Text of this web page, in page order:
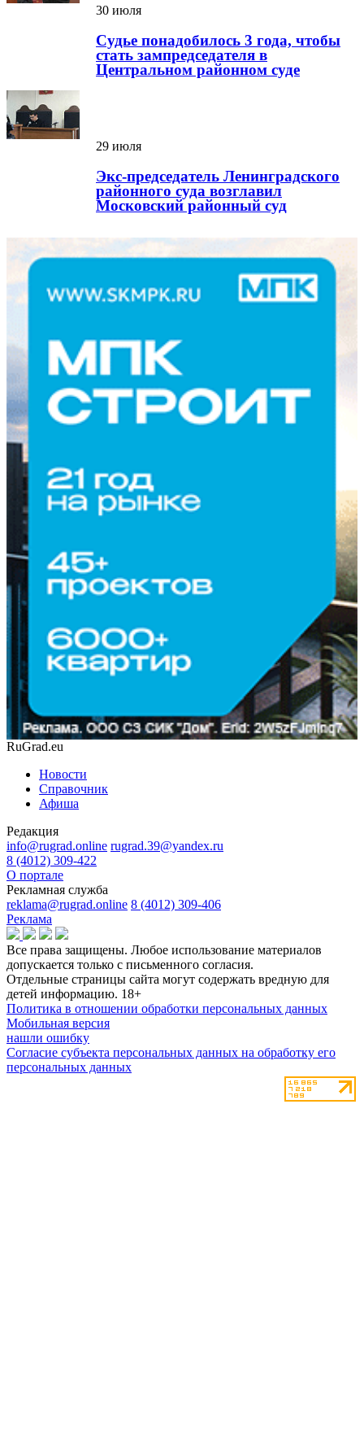
30 июля
Судье понадобилось 3 года, чтобы
стать зампредседателя в
Центральном районном суде
29 июля
Экс-председатель Ленинградского
районного суда возглавил
Московский районный суд
RuGrad.eu
Новости
Справочник
Афиша
Редакция
info@rugrad.online rugrad.39@yandex.ru
8 (4012) 309-422
О портале
Рекламная служба
reklama@rugrad.online 8 (4012) 309-406
Реклама
Все права защищены. Любое использование материалов
допускается только с письменного согласия.
Отдельные страницы сайта могут содержать вредную для
детей информацию. 18+
Политика в отношении обработки персональных данных
Мобильная версия
нашли ошибку
Согласие субъекта персональных данных на обработку его
персональных данных